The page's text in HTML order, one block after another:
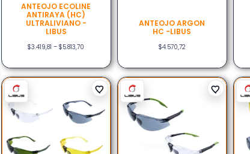
ANTEOJO ECOLINE
ANTIRAYA (HC)
ULTRALIVIANO -
LIBUS
$3.419,81 – $5.813,70
ANTEOJO ARGON
HC -LIBUS
$4.570,72